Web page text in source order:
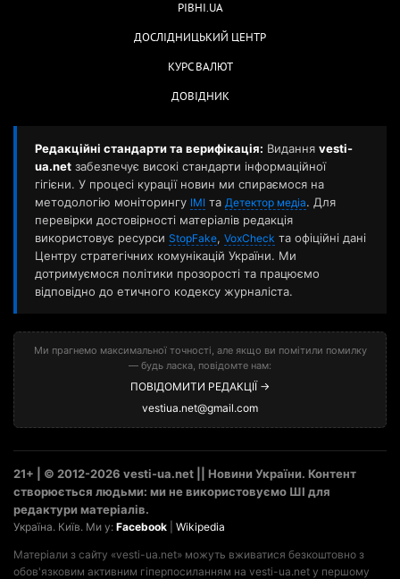
РІВНІ.UA
ДОСЛІДНИЦЬКИЙ ЦЕНТР
КУРС ВАЛЮТ
ДОВІДНИК
Редакційні стандарти та верифікація: Видання vesti-
ua.net забезпечує високі стандарти інформаційної
гігієни. У процесі курації новин ми спираємося на
методологію моніторингу ІМІ та Детектор медіа. Для
перевірки достовірності матеріалів редакція
використовує ресурси StopFake, VoxCheck та офіційні дані
Центру стратегічних комунікацій України. Ми
дотримуємося політики прозорості та працюємо
відповідно до етичного кодексу журналіста.
Ми прагнемо максимальної точності, але якщо ви помітили помилку
— будь ласка, повідомте нам:
ПОВІДОМИТИ РЕДАКЦІЇ →
vestiua.net@gmail.com
21+ | © 2012-2026 vesti-ua.net || Новини України. Контент
створюється людьми: ми не використовуємо ШІ для
редактури матеріалів.
Україна. Київ. Ми у: Facebook Wikipedia
Матеріали з сайту «vesti-ua.net» можуть вживатися безкоштовно з
обов'язковим активним гіперпосиланням на vesti-ua.net у першому